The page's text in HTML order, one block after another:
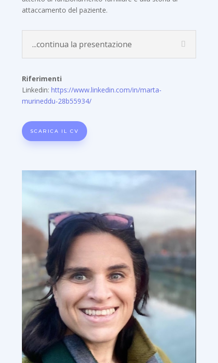
attaccamento del paziente.
...continua la presentazione
Riferimenti
Linkedin: https://www.linkedin.com/in/marta-
murineddu-28b55934/
SCARICA IL CV